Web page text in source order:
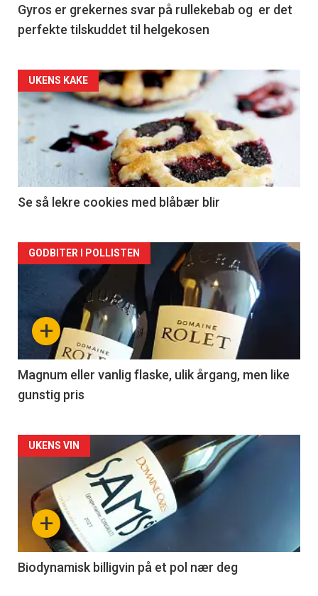
Gyros er grekernes svar på rullekebab og er det
perfekte tilskuddet til helgekosen
Forsiden
akkurat
nå
2
UKENS KAKE
Se så lekre cookies med blåbær blir
Forsiden
akkurat
nå
3
+
GODBITER I POLLISTEN
Magnum eller vanlig flaske, ulik årgang, men like
gunstig pris
Forsiden
akkurat
nå
4
+
UKENS VIN
Biodynamisk billigvin på et pol nær deg